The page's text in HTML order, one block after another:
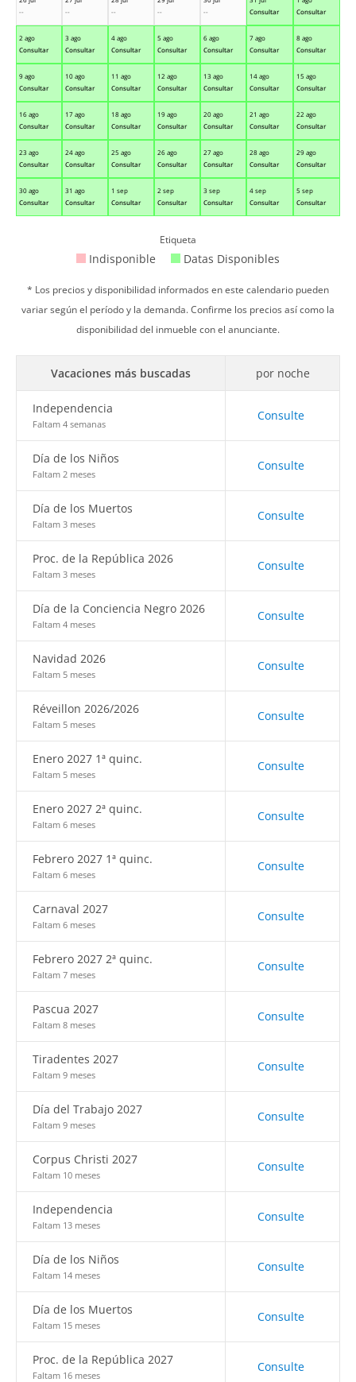
--
--
--
--
--
Consultar
Consultar
2 ago
Consultar
3 ago
Consultar
4 ago
Consultar
5 ago
Consultar
6 ago
Consultar
7 ago
Consultar
8 ago
Consultar
9 ago
Consultar
10 ago
Consultar
11 ago
Consultar
12 ago
Consultar
13 ago
Consultar
14 ago
Consultar
15 ago
Consultar
16 ago
Consultar
17 ago
Consultar
18 ago
Consultar
19 ago
Consultar
20 ago
Consultar
21 ago
Consultar
22 ago
Consultar
23 ago
Consultar
24 ago
Consultar
25 ago
Consultar
26 ago
Consultar
27 ago
Consultar
28 ago
Consultar
29 ago
Consultar
30 ago
Consultar
31 ago
Consultar
1 sep
Consultar
2 sep
Consultar
3 sep
Consultar
4 sep
Consultar
5 sep
Consultar
Etiqueta
Indisponible Datas Disponibles
* Los precios y disponibilidad informados en este calendario pueden
variar según el período y la demanda. Confirme los precios así como la
disponibilidad del inmueble con el anunciante.
Vacaciones más buscadas por noche
Independencia
Faltam 4 semanas
Consulte
Día de los Niños
Faltam 2 meses
Consulte
Día de los Muertos
Faltam 3 meses
Consulte
Proc. de la República 2026
Faltam 3 meses
Consulte
Día de la Conciencia Negro 2026
Faltam 4 meses
Consulte
Navidad 2026
Faltam 5 meses
Consulte
Réveillon 2026/2026
Faltam 5 meses
Consulte
Enero 2027 1ª quinc.
Faltam 5 meses
Consulte
Enero 2027 2ª quinc.
Faltam 6 meses
Consulte
Febrero 2027 1ª quinc.
Faltam 6 meses
Consulte
Carnaval 2027
Faltam 6 meses
Consulte
Febrero 2027 2ª quinc.
Faltam 7 meses
Consulte
Pascua 2027
Faltam 8 meses
Consulte
Tiradentes 2027
Faltam 9 meses
Consulte
Día del Trabajo 2027
Faltam 9 meses
Consulte
Corpus Christi 2027
Faltam 10 meses
Consulte
Independencia
Faltam 13 meses
Consulte
Día de los Niños
Faltam 14 meses
Consulte
Día de los Muertos
Faltam 15 meses
Consulte
Proc. de la República 2027
Faltam 16 meses
Consulte